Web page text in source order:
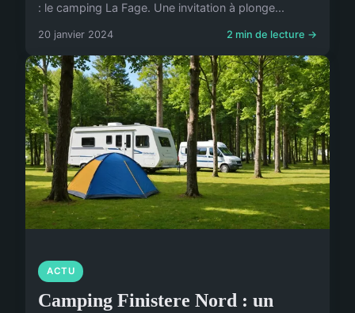
: le camping La Fage. Une invitation à plonge...
20 janvier 2024 2 min de lecture →
ACTU
Camping Finistere Nord : un